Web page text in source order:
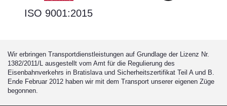
ISO 9001:2015
Wir erbringen Transportdienstleistungen auf Grundlage der Lizenz Nr.
1382/2011/L ausgestellt vom Amt für die Regulierung des
Eisenbahnverkehrs in Bratislava und Sicherheitszertifikat Teil A und B.
Ende Februar 2012 haben wir mit dem Transport unserer eigenen Züge
begonnen.